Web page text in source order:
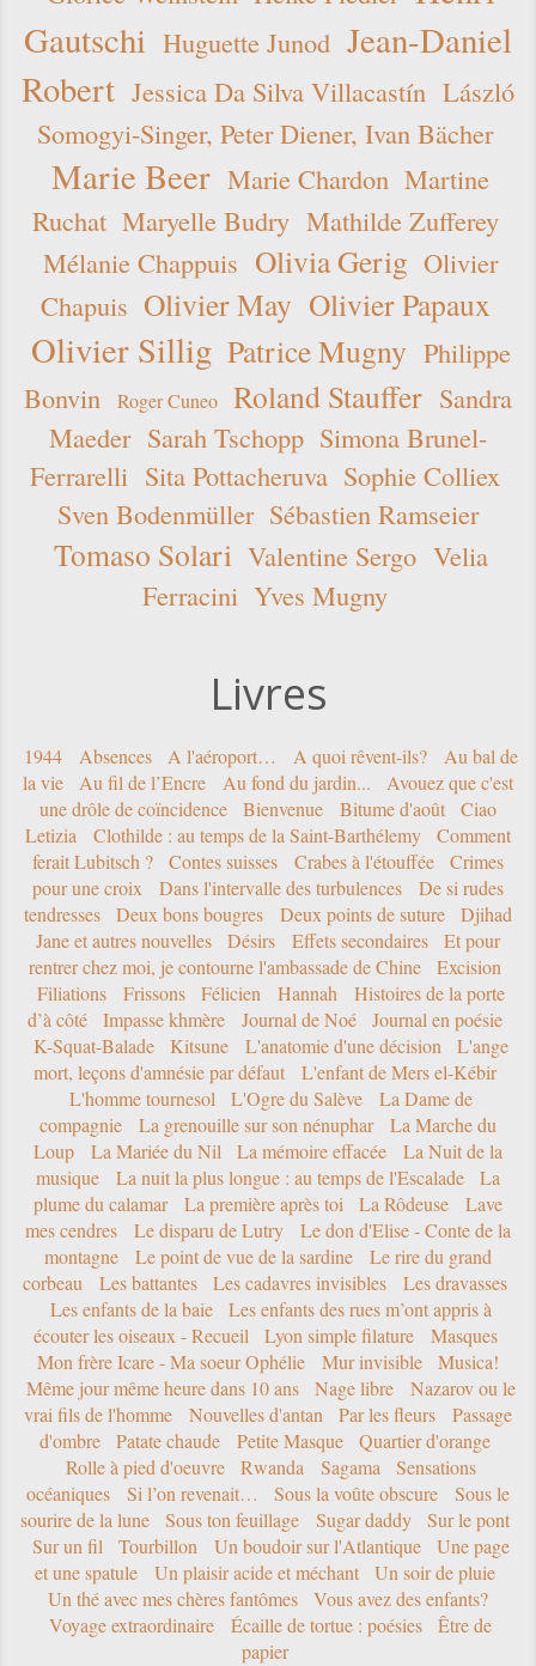
Gautschi Huguette Junod Jean-Daniel
Robert Jessica Da Silva Villacastín László
Somogyi-Singer, Peter Diener, Ivan Bächer
Marie Beer Marie Chardon Martine
Ruchat Maryelle Budry Mathilde Zufferey
Mélanie Chappuis Olivia Gerig Olivier
Chapuis Olivier May Olivier Papaux
Olivier Sillig Patrice Mugny Philippe
Bonvin
Roger Cuneo Roland Stauffer Sandra
Maeder Sarah Tschopp Simona Brunel-
Ferrarelli Sita Pottacheruva Sophie Colliex
Sven Bodenmüller Sébastien Ramseier
Tomaso Solari Valentine Sergo Velia
Ferracini Yves Mugny
Livres
1944 Absences A l'aéroport… A quoi rêvent-ils?
Au bal de
la vie
Au fil de l’Encre Au fond du jardin...
Avouez que c'est
une drôle de coïncidence
Bienvenue Bitume d'août
Ciao
Letizia
Clothilde : au temps de la Saint-Barthélemy
Comment
ferait Lubitsch ?
Contes suisses Crabes à l'étouffée
Crimes
pour une croix
Dans l'intervalle des turbulences
De si rudes
tendresses
Deux bons bougres Deux points de suture
Djihad
Jane et autres nouvelles
Désirs Effets secondaires
Et pour
rentrer chez moi, je contourne l'ambassade de Chine
Excision
Filiations
Frissons Félicien Hannah
Histoires de la porte
d’à côté
Impasse khmère Journal de Noé
Journal en poésie
K-Squat-Balade
Kitsune L'anatomie d'une décision
L'ange
mort, leçons d'amnésie par défaut
L'enfant de Mers el-Kébir
L'homme tournesol
L'Ogre du Salève
La Dame de
compagnie
La grenouille sur son nénuphar
La Marche du
Loup
La Mariée du Nil La mémoire effacée
La Nuit de la
musique
La nuit la plus longue : au temps de l'Escalade
La
plume du calamar
La première après toi La Rôdeuse
Lave
mes cendres
Le disparu de Lutry
Le don d'Elise - Conte de la
montagne
Le point de vue de la sardine
Le rire du grand
corbeau
Les battantes Les cadavres invisibles
Les dravasses
Les enfants de la baie
Les enfants des rues m’ont appris à
écouter les oiseaux - Recueil
Lyon simple filature
Masques
Mon frère Icare - Ma soeur Ophélie
Mur invisible
Musica!
Même jour même heure dans 10 ans
Nage libre
Nazarov ou le
vrai fils de l'homme
Nouvelles d'antan Par les fleurs
Passage
d'ombre
Patate chaude Petite Masque
Quartier d'orange
Rolle à pied d'oeuvre
Rwanda Sagama
Sensations
océaniques
Si l’on revenait… Sous la voûte obscure
Sous le
sourire de la lune
Sous ton feuillage Sugar daddy
Sur le pont
Sur un fil
Tourbillon Un boudoir sur l'Atlantique
Une page
et une spatule
Un plaisir acide et méchant
Un soir de pluie
Un thé avec mes chères fantômes
Vous avez des enfants?
Voyage extraordinaire
Écaille de tortue : poésies
Être de
papier